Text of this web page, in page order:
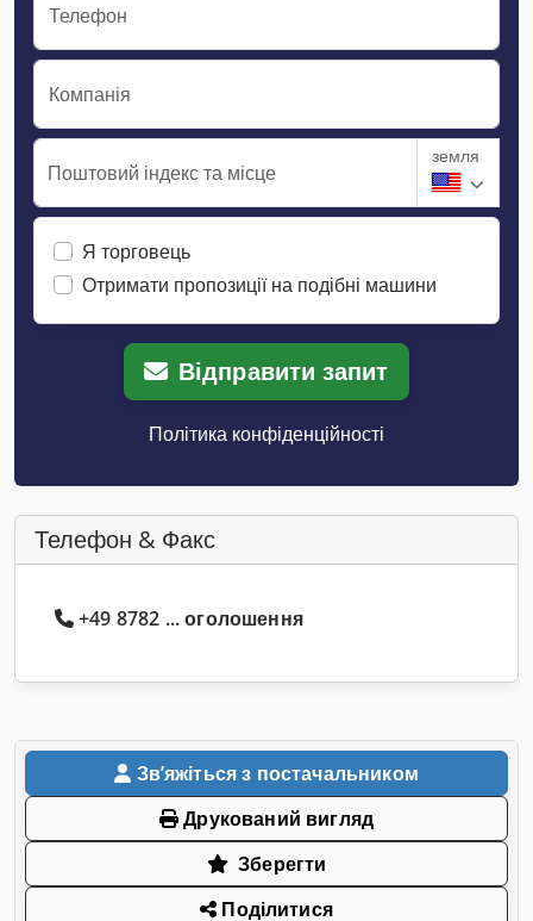
Телефон
Компанія
Поштовий індекс та місце
земля
Я торговець
Отримати пропозиції на подібні машини
Відправити запит
Політика конфіденційності
Телефон & Факс
+49 8782 ... оголошення
Звʼяжіться з постачальником
Друкований вигляд
Зберегти
Поділитися